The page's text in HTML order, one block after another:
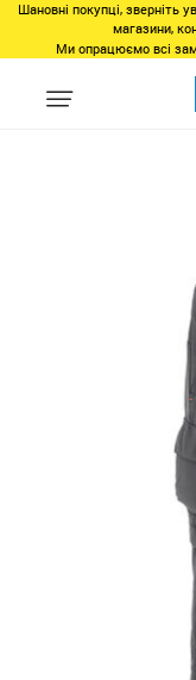
Шановні покупці, зверніть
магазини,
Ми опрацюємо всі
Види спорту